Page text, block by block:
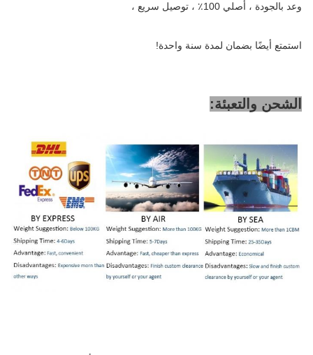
وعد بالجودة ، أصلي 100٪ ، توصيل سريع ،
استمتع أيضًا بضمان لمدة سنة واحدة!
الشحن والتعبئة: